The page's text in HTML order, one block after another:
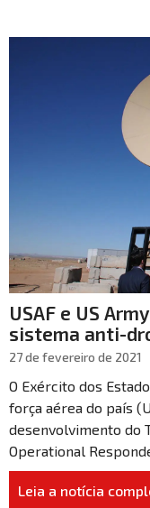
USAF e US
sistema anti-
27 de fevereiro de 2021
O Exército dos
força aérea do país
desenvolvimento do
Operational
Leia a notícia